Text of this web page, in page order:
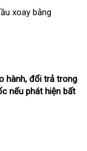
xoay bằng
hànhnhập
khẩu
, đổi trả trong
nhận
nếu phát hiện tiki
bất